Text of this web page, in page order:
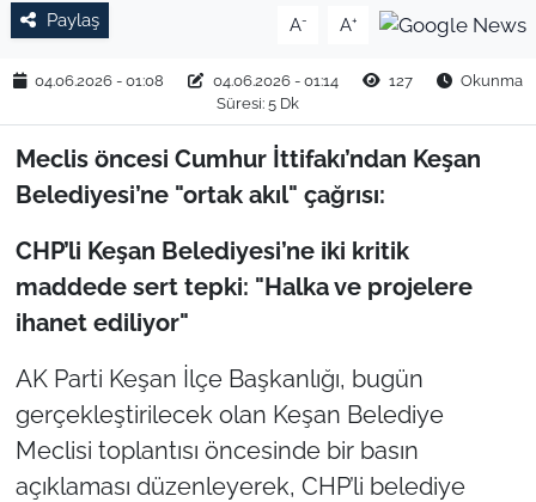
Paylaş A- A+
04.06.2026 - 01:08 04.06.2026 - 01:14 127
Okunma
Süresi: 5 Dk
Meclis öncesi Cumhur İttifakı’ndan Keşan
Belediyesi’ne "ortak akıl" çağrısı:
CHP’li Keşan Belediyesi’ne iki kritik
maddede sert tepki: "Halka ve projelere
ihanet ediliyor"
AK Parti Keşan İlçe Başkanlığı, bugün
gerçekleştirilecek olan Keşan Belediye
Meclisi toplantısı öncesinde bir basın
açıklaması düzenleyerek, CHP’li belediye
YAŞAM
EDİRNE
TEKİRDAĞ
KIRKLARELİ
ÇANAKKALE
TÜRKİYE
Bölge
Güvenlik